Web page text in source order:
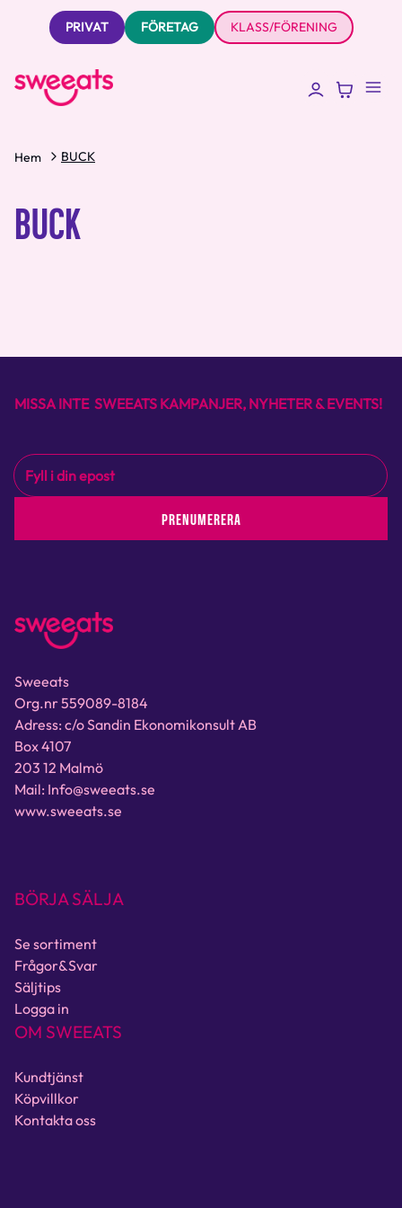
PRIVAT FÖRETAG KLASS/FÖRENING
Hem BUCK
BUCK
MISSA INTE SWEEATS KAMPANJER, NYHETER & EVENTS!
PRENUMERERA
Sweeats
Org.nr 559089-8184
Adress: c/o Sandin Ekonomikonsult AB
Box 4107
203 12 Malmö
Mail: Info@sweeats.se
www.sweeats.se
BÖRJA SÄLJA
Se sortiment
Frågor&Svar
Säljtips
Logga in
OM SWEEATS
Kundtjänst
Köpvillkor
Kontakta oss